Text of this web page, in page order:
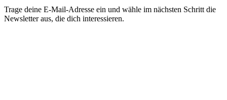
Trage deine E-Mail-Adresse ein und wähle im nächsten Schritt die
Newsletter aus, die dich interessieren.